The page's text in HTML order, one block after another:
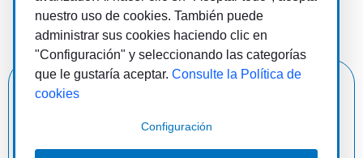
Más cerca, más fácil, más cómodo
Lanzamos nuevas tarifas sociales
nuestro uso de cookies. También puede
administrar sus cookies haciendo clic en
"Configuración" y seleccionando las categorías
que le gustaría aceptar. Consulte la Política de
cookies
Configuración